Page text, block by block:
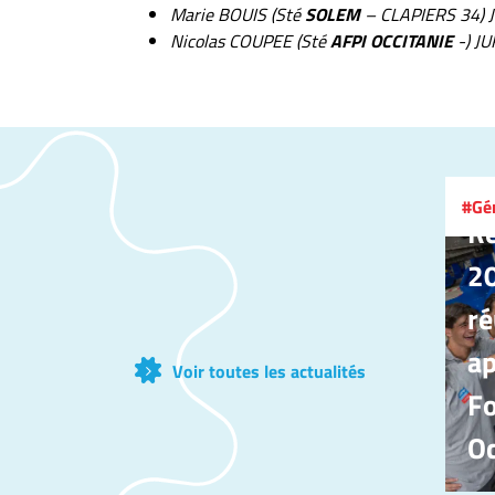
Marie BOUIS (StéSOLEM– CLAPIERS 34)
Nicolas COUPEE (StéAFPI OCCITANIE-)
Voir toutes les actualités
17